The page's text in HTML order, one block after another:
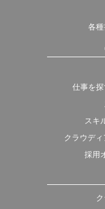
各種
仕事を探
スキ
クラウディ
採用